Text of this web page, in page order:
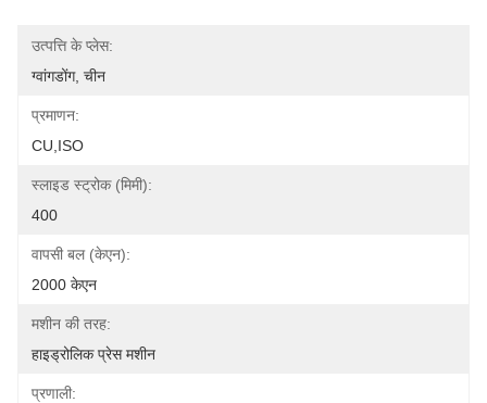
उत्पत्ति के प्लेस:
ग्वांगडोंग, चीन
प्रमाणन:
CU,ISO
स्लाइड स्ट्रोक (मिमी):
400
वापसी बल (केएन):
2000 केएन
मशीन की तरह:
हाइड्रोलिक प्रेस मशीन
प्रणाली: